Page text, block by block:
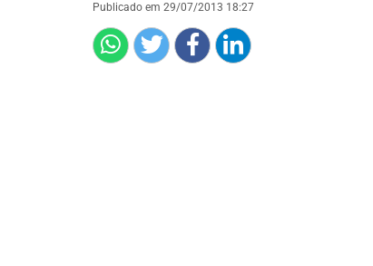
Publicado em 29/07/2013 18:27